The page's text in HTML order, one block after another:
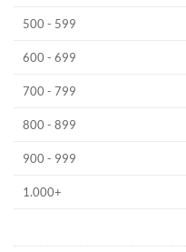
500 - 599
600 - 699
700 - 799
800 - 899
900 - 999
1.000+